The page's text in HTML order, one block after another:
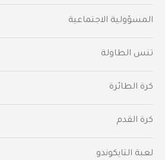
المسؤولية الاجتماعية
تنس الطاولة
كرة الطائرة
كرة القدم
لعبة التايكوندو